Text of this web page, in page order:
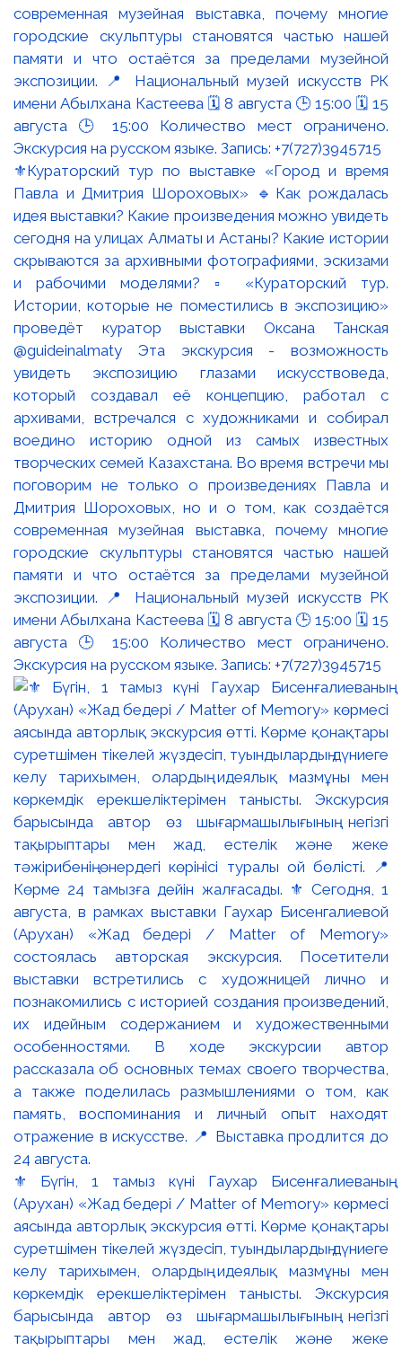
⚜️Кураторский тур по выставке «Город и время
Павла и Дмитрия Шороховых» 🔹Как рождалась
идея выставки? Какие произведения можно увидеть
сегодня на улицах Алматы и Астаны? Какие истории
скрываются за архивными фотографиями, эскизами
и рабочими моделями? ▫️ «Кураторский тур.
Истории, которые не поместились в экспозицию»
проведёт куратор выставки Оксана Танская
@guideinalmaty Эта экскурсия - возможность
увидеть экспозицию глазами искусствоведа,
который создавал её концепцию, работал с
архивами, встречался с художниками и собирал
воедино историю одной из самых известных
творческих семей Казахстана. Во время встречи мы
поговорим не только о произведениях Павла и
Дмитрия Шороховых, но и о том, как создаётся
современная музейная выставка, почему многие
городские скульптуры становятся частью нашей
памяти и что остаётся за пределами музейной
экспозиции. 📍 Национальный музей искусств РК
имени Абылхана Кастеева 🗓 8 августа 🕒 15:00 🗓 15
августа 🕒 15:00 Количество мест ограничено.
Экскурсия на русском языке. Запись: +7(727)3945715
⚜️ Бүгін, 1 тамыз күні Гаухар Бисенғалиеваның
(Арухан) «Жад бедері / Matter of Memory» көрмесі
аясында авторлық экскурсия өтті. Көрме қонақтары
суретшімен тікелей жүздесіп, туындылардың дүниеге
келу тарихымен, олардың идеялық мазмұны мен
көркемдік ерекшеліктерімен танысты. Экскурсия
барысында автор өз шығармашылығының негізгі
тақырыптары мен жад, естелік және жеке